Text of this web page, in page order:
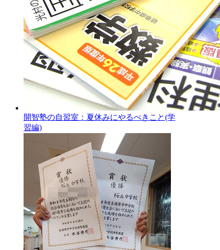
開智塾の自習室：夏休みにやるべきこと(学
習編)